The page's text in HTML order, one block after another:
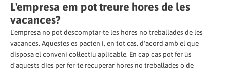
L'empresa em pot treure hores de les
vacances?
L'empresa no pot descomptar-te les hores no treballades de les
vacances. Aquestes es pacten i, en tot cas, d'acord amb el que
disposa el conveni col·lectiu aplicable. En cap cas pot fer ús
d'aquests dies per fer-te recuperar hores no treballades o de